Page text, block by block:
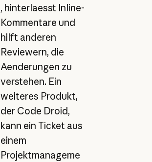
, hinterlaesst Inline-
Kommentare und
hilft anderen
Reviewern, die
Aenderungen zu
verstehen. Ein
weiteres Produkt,
der Code Droid,
kann ein Ticket aus
einem
Projektmanageme